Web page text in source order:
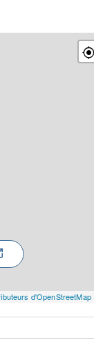
d'OpenStreetMap